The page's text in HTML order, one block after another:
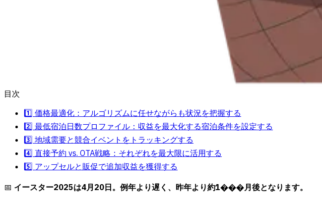
目次
1️⃣ 価格最適化：アルゴリズムに任せながらも状況を把握する
2️⃣ 最低宿泊日数プロファイル：収益を最大化する宿泊条件を設定する
3️⃣ 地域需要と競合イベントをトラッキングする
4️⃣ 直接予約 vs. OTA戦略：それぞれを最大限に活用する
5️⃣ アップセルと販促で追加収益を獲得する
📅 イースター2025は4月20日。例年より遅く、昨年より約1���月後となります。